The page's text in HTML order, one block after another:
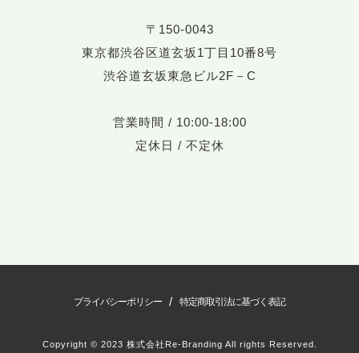
〒150-0043
東京都渋谷区道玄坂1丁目10番8号
渋谷道玄坂東急ビル2F－C
営業時間 / 10:00-18:00
定休日 / 不定休
プライバシーポリシー / 特定商取引法に基づく表記
Copyright © 2023 株式会社Re-Branding All rights Reserved.